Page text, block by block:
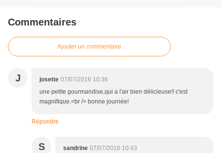
Commentaires
Ajouter un commentaire
J josette 07/07/2016 10:36
une petite gourmandise,qui a l'air bien délicieuse!! c'est
magnifique.<br /> bonne journée!
Répondre
S sandrine 07/07/2016 10:43